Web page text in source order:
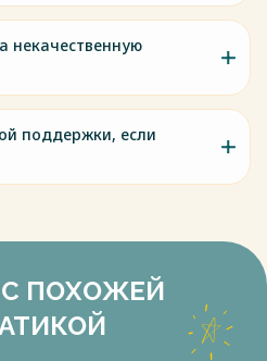
некачественную
поддержки, если
ПОХОЖЕЙ